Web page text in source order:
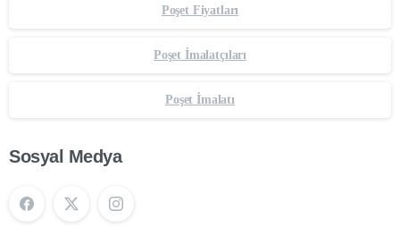
Poşet Fiyatları
Poşet İmalatçıları
Poşet İmalatı
Sosyal Medya